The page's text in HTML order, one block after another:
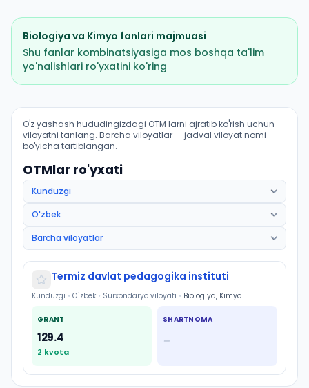
Biologiya va Kimyo fanlari majmuasi
Shu fanlar kombinatsiyasiga mos boshqa ta'lim
yo'nalishlari ro'yxatini ko'ring
Biologiya (Sherobod tumani): OTM lar bo'yicha
O'z yashash hududingizdagi OTM larni ajratib ko'rish uchun
viloyatni tanlang. Barcha viloyatlar — jadval viloyat nomi
bo'yicha tartiblangan.
OTMlar ro'yxati
Termiz davlat pedagogika instituti
Kunduzgi • O`zbek • Surxondaryo viloyati • Biologiya, Kimyo
GRANT
129.4
2 kvota
SHARTNOMA
—